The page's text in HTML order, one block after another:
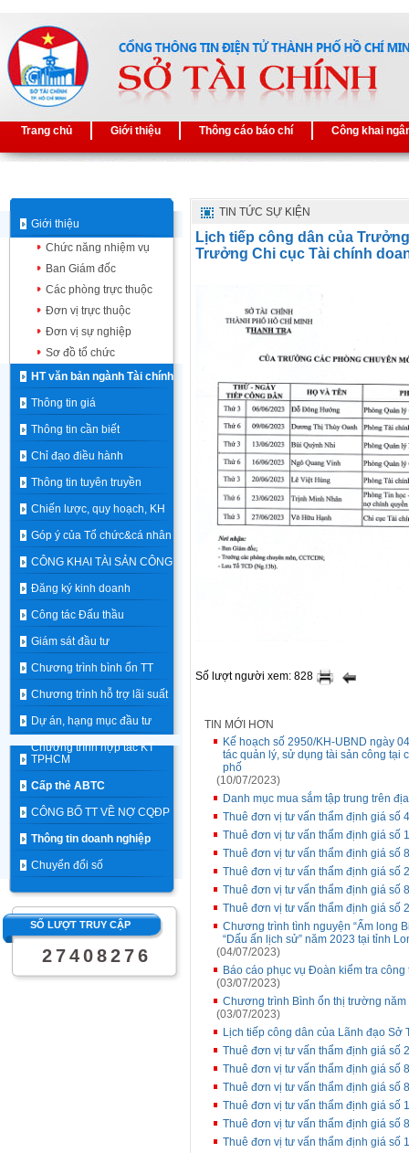
Trang chủ Giới thiệu Thông cáo báo chí Công khai
Giới thiệu
Chức năng nhiệm vụ
Ban Giám đốc
Các phòng trực thuộc
Đơn vị trực thuộc
Đơn vị sự nghiệp
Sơ đồ tổ chức
HT văn bản ngành Tài chính
Thông tin giá
Thông tin cần biết
Chỉ đạo điều hành
Thông tin tuyên truyền
Chiến lược, quy hoạch, KH
Góp ý của Tổ chức&cá nhân
CÔNG KHAI TÀI SẢN CÔNG
Đăng ký kinh doanh
Công tác Đấu thầu
Giám sát đầu tư
Chương trình bình ổn TT
Chương trình hỗ trợ lãi suất
Dự án, hạng mục đầu tư
Chương trình hợp tác KT
TPHCM
Cấp thẻ ABTC
CÔNG BỐ TT VỀ NỢ CQĐP
Thông tin doanh nghiệp
Chuyển đổi số
SỐ LƯỢT TRUY CẬP
2 7 4 0 8 2 7 6
TIN TỨC SỰ KIỆN
Lịch tiếp công dân của
Trưởng Chi cục Tài chính
Số lượt người xem: 828
TIN MỚI HƠN
Kế hoạch số 2950/KH-UBND ngày
tác quản lý, sử dụng tài sản công tại
phố
(10/07/2023)
Danh mục mua sắm tập trung trên
Thuê đơn vị tư vấn thẩm định giá số
Thuê đơn vị tư vấn thẩm định giá số
Thuê đơn vị tư vấn thẩm định giá số
Thuê đơn vị tư vấn thẩm định giá số
Thuê đơn vị tư vấn thẩm định giá số
Thuê đơn vị tư vấn thẩm định giá số
Chương trình tình nguyện “Ấm long
“Dấu ấn lịch sử” năm 2023 tại tỉnh
(04/07/2023)
Báo cáo phục vụ Đoàn kiểm tra
(03/07/2023)
Chương trình Bình ổn thị trường
(03/07/2023)
Lịch tiếp công dân của Lãnh đạo Sở
Thuê đơn vị tư vấn thẩm định giá số
Thuê đơn vị tư vấn thẩm định giá số
Thuê đơn vị tư vấn thẩm định giá số
Thuê đơn vị tư vấn thẩm định giá số
Thuê đơn vị tư vấn thẩm định giá số
Thuê đơn vị tư vấn thẩm định giá số